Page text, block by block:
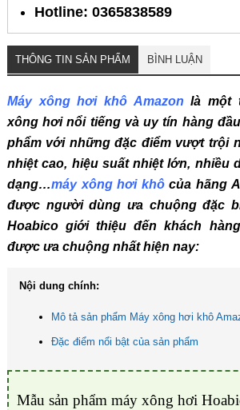
Hotline: 0365838589
THÔNG TIN SẢN PHẨM BÌNH LUẬN
Máy xông hơi khô Amazon là một
xông hơi nổi tiếng và uy tín hàng
phẩm với những đặc điểm vượt trội
nhiệt cao, hiệu suất nhiệt lớn, nhiều
dạng…máy xông hơi khôcủa hãng
được người dùng ưa chuộng đặc
Hoabico giới thiệu đến khách
được ưa chuộng nhất hiện nay:
Nội dung chính:
Mô tả sản phẩm Máy xông hơi khô
Đặc điểm nổi bật của sản phẩm
Mẫu sản phẩm máy xông hơi